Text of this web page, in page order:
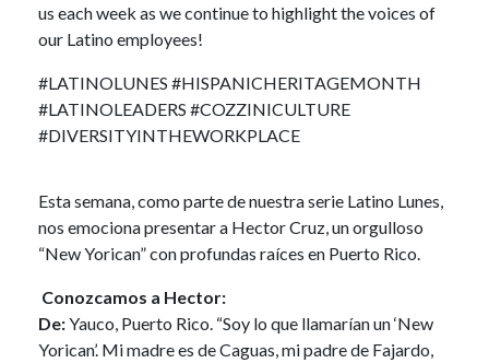
us each week as we continue to highlight the voices of
our Latino employees!
#LATINOLUNES #HISPANICHERITAGEMONTH
#LATINOLEADERS #COZZINICULTURE
#DIVERSITYINTHEWORKPLACE
Esta semana, como parte de nuestra serie Latino Lunes,
nos emociona presentar a Hector Cruz, un orgulloso
“New Yorican” con profundas raíces en Puerto Rico.
Conozcamos a Hector:
De:Yauco, Puerto Rico. “Soy lo que llamarían un ‘New
Yorican’. Mi madre es de Caguas, mi padre de Fajardo,